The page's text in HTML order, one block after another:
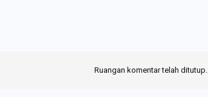
Ruangan komentar telah ditutup.